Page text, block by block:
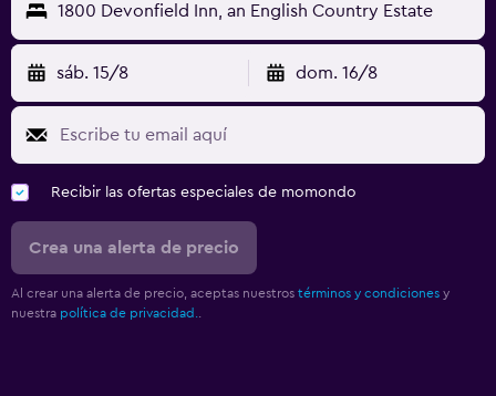
1800 Devonfield Inn, an English Country Estate
sáb. 15/8 dom. 16/8
Recibir las ofertas especiales de momondo
Crea una alerta de precio
Al crear una alerta de precio, aceptas nuestros términos y condiciones y
nuestra política de privacidad.